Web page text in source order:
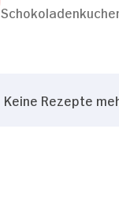
Keine Rezepte